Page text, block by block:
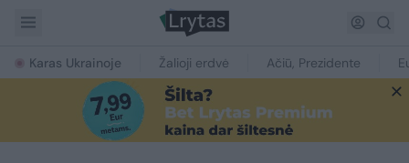
Karas Ukrainoje Žalioji erdvė Ačiū, Prezidente